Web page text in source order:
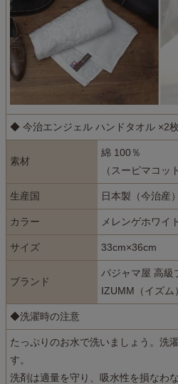
◆ 今治エンジェル ハンドタオル ×2枚
素材
綿 100％
（スーピマコッ
生産国 日本製（今治産）
カラー メレンゲホワイト
サイズ 33cm×36cm
ブランド
パジャマ屋 高級
IZUMM（イズム）
◆洗濯時の注意
たっぷりのお水で洗いましょう。洗
す。
洗剤は適量を守り、吸水性を損なわ